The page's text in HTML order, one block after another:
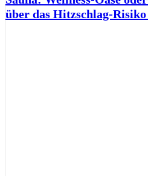
über das Hitzschlag-Risiko